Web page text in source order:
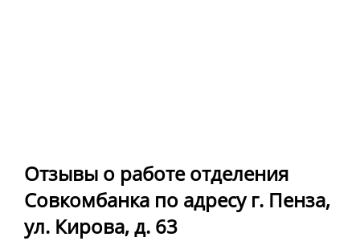
Отзывы о работе отделения
Совкомбанка по адресу г. Пенза,
ул. Кирова, д. 63